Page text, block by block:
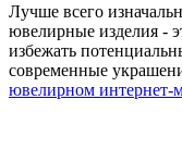
Лучше всего
ювелирные изделия -
избежать
современные
ювелирном интернет-